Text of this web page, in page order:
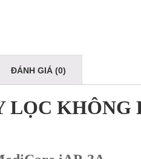
ĐÁNH GIÁ (0)
LỌC KHÔNG